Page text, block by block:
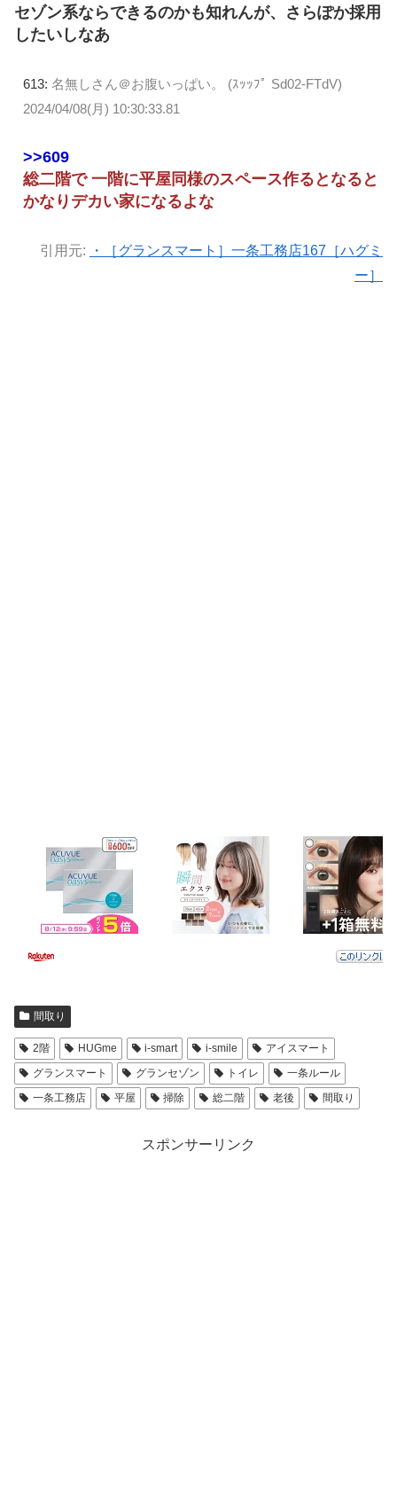
セゾン系ならできるのかも知れんが、さらぽか採用
したいしなあ
613: 名無しさん＠お腹いっぱい。 (ｽｯｯﾌﾟ Sd02-FTdV)
2024/04/08(月) 10:30:33.81
>>609
総二階で 一階に平屋同様のスペース作るとなると
かなりデカい家になるよな
引用元:
・［グランスマート］一条工務店167［ハグミ
ー］
間取り
2階 HUGme i-smart i-smile
アイスマート
グランスマート
グランセゾン トイレ
一条ルール
一条工務店
平屋 掃除 総二階 老後 間取り
スポンサーリンク